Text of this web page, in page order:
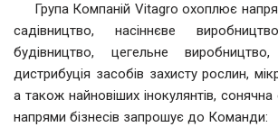
Група Компаній Vitagro охоплює
садівництво, насіннєве
будівництво, цегельне
дистрибуція засобів захисту рослин,
а також найновіших інокулянтів, сонячна
напрями бізнесів запрошує до Команди: